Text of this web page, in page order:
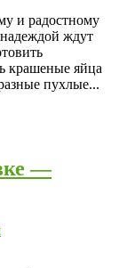
и радостному
ждут
крашеные яйца
пухлые...
—